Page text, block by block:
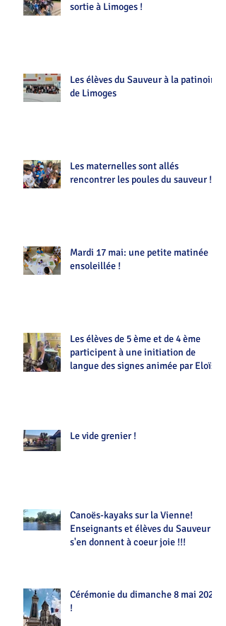
sortie à Limoges !
Les élèves du Sauveur à la patinoire
de Limoges
Les maternelles sont allés
rencontrer les poules du sauveur !!
Mardi 17 mai: une petite matinée
ensoleillée !
Les élèves de 5 ème et de 4 ème
participent à une initiation de
langue des signes animée par Eloïse
Le vide grenier !
Canoës-kayaks sur la Vienne!
Enseignants et élèves du Sauveur
s'en donnent à coeur joie !!!
Cérémonie du dimanche 8 mai 2022
!